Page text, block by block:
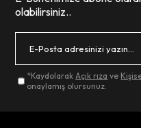
olabilirsiniz..
*KaydolarakAçık rıza ve
onaylamış olursunuz.